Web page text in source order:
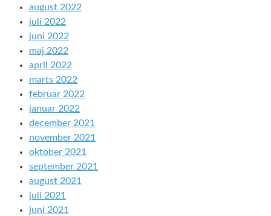
august 2022
juli 2022
juni 2022
maj 2022
april 2022
marts 2022
februar 2022
januar 2022
december 2021
november 2021
oktober 2021
september 2021
august 2021
juli 2021
juni 2021